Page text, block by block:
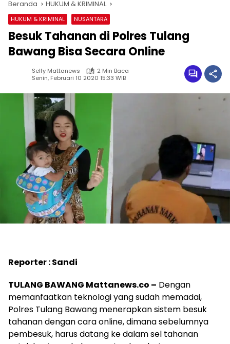
Beranda HUKUM & KRIMINAL
HUKUM & KRIMINAL NUSANTARA
Besuk Tahanan di Polres Tulang
Bawang Bisa Secara Online
Selfy Mattanews
2 Min Baca
Senin, Februari 10 2020 15:33 WIB
Reporter : Sandi
TULANG BAWANG Mattanews.co – Dengan
memanfaatkan teknologi yang sudah memadai,
Polres Tulang Bawang menerapkan sistem besuk
tahanan dengan cara online, dimana sebelumnya
pembesuk, harus datang ke dalam sel tahanan